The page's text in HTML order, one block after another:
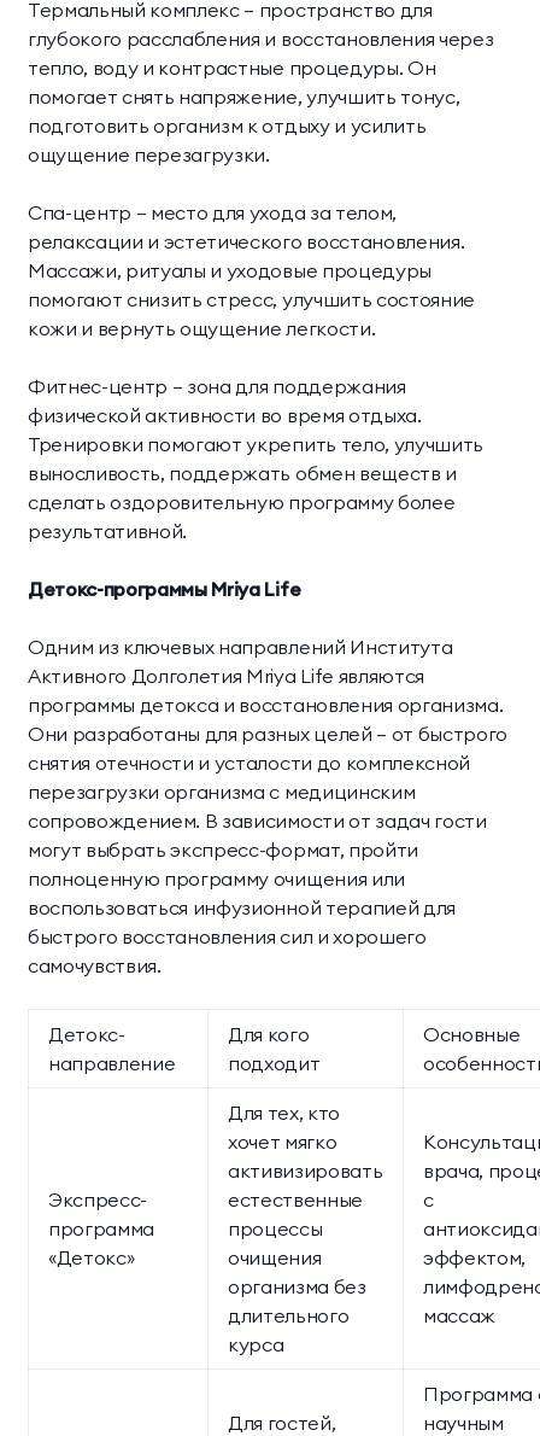
Термальный комплекс — пространство для
глубокого расслабления и восстановления через
тепло, воду и контрастные процедуры. Он
помогает снять напряжение, улучшить тонус,
подготовить организм к отдыху и усилить
ощущение перезагрузки.
Спа-центр — место для ухода за телом,
релаксации и эстетического восстановления.
Массажи, ритуалы и уходовые процедуры
помогают снизить стресс, улучшить состояние
кожи и вернуть ощущение легкости.
Фитнес-центр — зона для поддержания
физической активности во время отдыха.
Тренировки помогают укрепить тело, улучшить
выносливость, поддержать обмен веществ и
сделать оздоровительную программу более
результативной.
Детокс-программы Mriya Life
Одним из ключевых направлений Института
Активного Долголетия Mriya Life являются
программы детокса и восстановления организма.
Они разработаны для разных целей — от быстрого
снятия отечности и усталости до комплексной
перезагрузки организма с медицинским
сопровождением. В зависимости от задач гости
могут выбрать экспресс-формат, пройти
полноценную программу очищения или
воспользоваться инфузионной терапией для
быстрого восстановления сил и хорошего
самочувствия.
Детокс-
направление
Для кого
подходит
Основные
Экспресс-
программа
«Детокс»
Для тех, кто
хочет мягко
активизировать
естественные
процессы
очищения
организма без
длительного
курса
врача,
с
эффектом,
массаж
Для гостей,
Программа
научным